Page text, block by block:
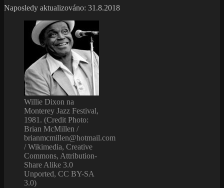
Naposledy aktualizováno: 31.8.2018
Willie Dixon na
Monterey Jazz Festival,
1981. (Credit Photo:
Brian McMillen /
brianmcmillen@hotmail.com
/ Wikimedia, Creative
Commons, Attribution-
Share Alike 3.0
Unported, CC BY-SA
3.0)